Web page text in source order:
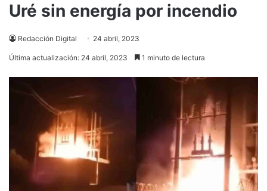
Uré sin energía por incendio
Redacción Digital 24 abril, 2023
Última actualización: 24 abril, 2023 1 minuto de lectura